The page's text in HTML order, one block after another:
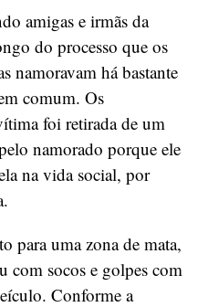
amigas e irmãs da
do processo que os
namoravam há bastante
comum. Os
foi retirada de um
namorado porque ele
na vida social, por
para uma zona de mata,
com socos e golpes com
Conforme a